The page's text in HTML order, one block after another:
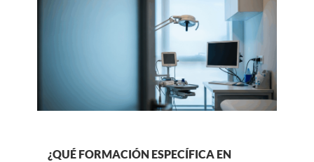
¿QUÉ FORMACIÓN ESPECÍFICA EN